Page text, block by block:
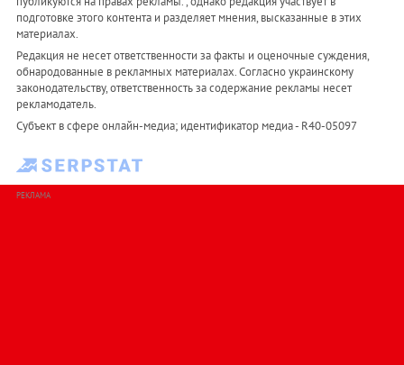
подготовке этого контента и разделяет мнения, высказанные в этих
материалах.
Редакция не несет ответственности за факты и оценочные суждения,
обнародованные в рекламных материалах. Согласно украинскому
законодательству, ответственность за содержание рекламы несет
рекламодатель.
Субъект в сфере онлайн-медиа; идентификатор медиа - R40-05097
РЕКЛАМА